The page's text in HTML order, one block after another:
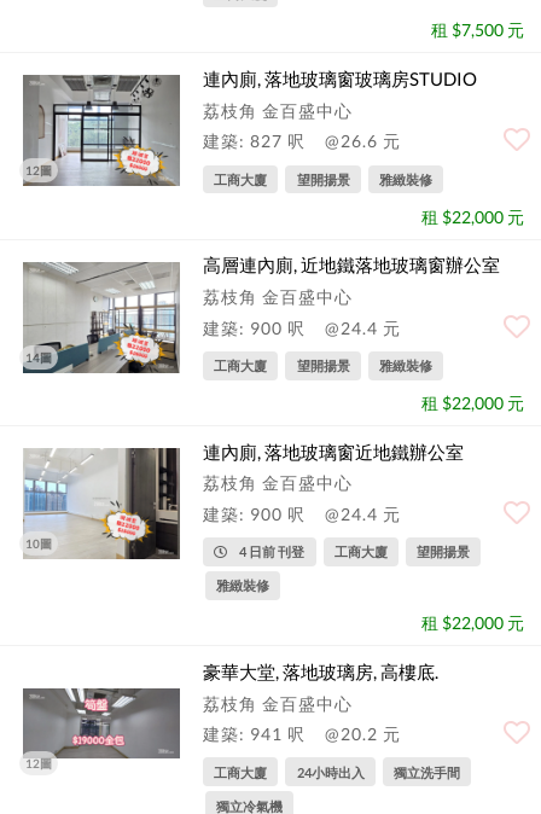
租 $7,500 元
12圖
連內廁, 落地玻璃窗玻璃房STUDIO
荔枝角 金百盛中心
建築: 827 呎
@26.6 元
工商大廈 望開揚景 雅緻裝修
租 $22,000 元
14圖
高層連內廁, 近地鐵落地玻璃窗辦公室
荔枝角 金百盛中心
建築: 900 呎
@24.4 元
工商大廈 望開揚景 雅緻裝修
租 $22,000 元
10圖
連內廁, 落地玻璃窗近地鐵辦公室
荔枝角 金百盛中心
建築: 900 呎
@24.4 元
4 日前 刊登 工商大廈 望開揚景
雅緻裝修
租 $22,000 元
12圖
豪華大堂, 落地玻璃房, 高樓底.
荔枝角 金百盛中心
建築: 941 呎
@20.2 元
工商大廈 24小時出入 獨立洗手間
獨立冷氣機